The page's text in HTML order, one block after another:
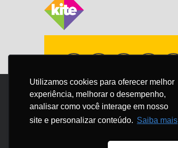
Utilizamos cookies para oferecer melhor
experiência, melhorar o desempenho,
analisar como você interage em nosso
site e personalizar conteúdo. Saiba mais
Utilizamos cookies para oferecer melhor
experiência, melhorar o desempenho,
analisar como você interage em nosso
site e personalizar conteúdo. Saiba mais